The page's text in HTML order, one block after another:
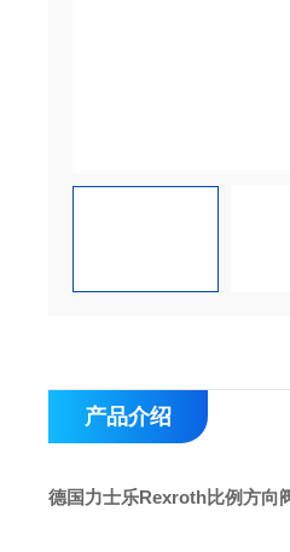
产品介绍
德国力士乐Rexroth比例方向